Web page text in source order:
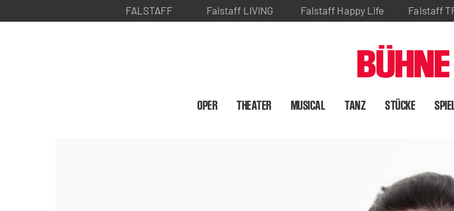
FALSTAFF Falstaff LIVING Falstaff Happy Life Falstaff
OPER THEATER MUSICAL TANZ STÜCKE